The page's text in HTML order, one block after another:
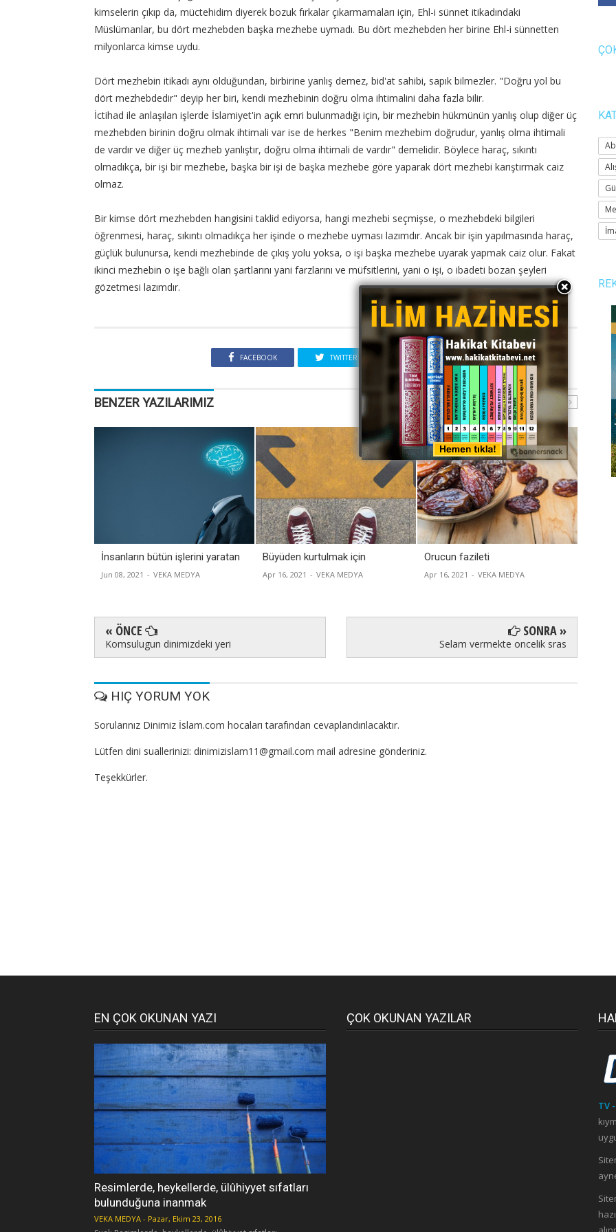
kimselerin çıkıp da, müctehidim diyerek bozuk fırkalar çıkarmamaları için, Ehl-i sünnet itikadındaki
Müslümanlar, bu dört mezhebden başka mezhebe uymadı. Bu dört mezhebden her birine Ehl-i sünnetten
milyonlarca kimse uydu.
Dört mezhebin itikadı aynı olduğundan, birbirine yanlış demez, bid'at sahibi, sapık bilmezler. "Doğru yol bu
dört mezhebdedir" deyip her biri, kendi mezhebinin doğru olma ihtimalini daha fazla bilir.
İctihad ile anlaşılan işlerde İslamiyet'in açık emri bulunmadığı için, bir mezhebin hükmünün yanlış olup diğer üç
mezhebden birinin doğru olmak ihtimali var ise de herkes "Benim mezhebim doğrudur, yanlış olma ihtimali
de vardır ve diğer üç mezheb yanlıştır, doğru olma ihtimali de vardır" demelidir. Böylece haraç, sıkıntı
olmadıkça, bir işi bir mezhebe, başka bir işi de başka mezhebe göre yaparak dört mezhebi karıştırmak caiz
olmaz.
Bir kimse dört mezhebden hangisini taklid ediyorsa, hangi mezhebi seçmişse, o mezhebdeki bilgileri
öğrenmesi, haraç, sıkıntı olmadıkça her işinde o mezhebe uyması lazımdır. Ancak bir işin yapılmasında haraç,
güçlük bulunursa, kendi mezhebinde de çıkış yolu yoksa, o işi başka mezhebe uyarak yapmak caiz olur. Fakat
ikinci mezhebin o işe bağlı olan şartlarını yani farzlarını ve müfsitlerini, yani o işi, o ibadeti bozan şeyleri
gözetmesi lazımdır.
FACEBOOK TWITTER PINTEREST
BENZER YAZILARIMIZ
İnsanların bütün işlerini yaratan
Jun 08, 2021 - VEKA MEDYA
Büyüden kurtulmak için
Apr 16, 2021 - VEKA MEDYA
Orucun fazileti
Apr 16, 2021 - VEKA MEDYA
« ÖNCE
Komsulugun dinimizdeki yeri
SONRA »
Selam vermekte oncelik sras
HIÇ YORUM YOK
Sorularınız Dinimiz İslam.com hocaları tarafından cevaplandırılacaktır.
Lütfen dini suallerinizi: dinimizislam11@gmail.com mail adresine gönderiniz.
Teşekkürler.
EN ÇOK OKUNAN YAZI
Resimlerde, heykellerde, ülûhiyyet sıfatları
bulunduğuna inanmak
VEKA MEDYA - Pazar, Ekim 23, 2016
ÇOK OKUNAN YAZILAR
TV